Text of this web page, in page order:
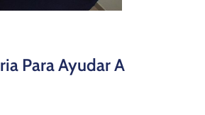
Para Ayudar A